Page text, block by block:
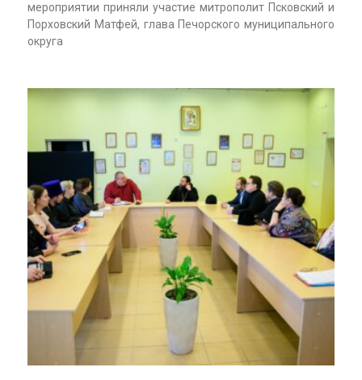
мероприятии приняли участие митрополит Псковский и
Порховский Матфей, глава Печорского муниципального
округа